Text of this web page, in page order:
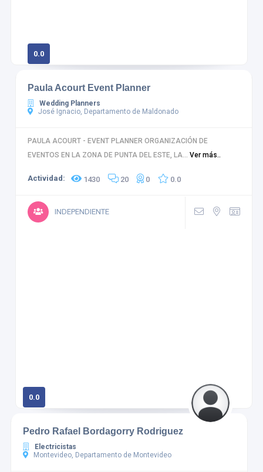
0.0
Paula Acourt Event Planner
Wedding Planners
José Ignacio, Departamento de Maldonado
PAULA ACOURT - EVENT PLANNER ORGANIZACIÓN DE
EVENTOS EN LA ZONA DE PUNTA DEL ESTE, LA... Ver más..
Actividad: 1430 20 0 0.0
INDEPENDIENTE
0.0
Pedro Rafael Bordagorry Rodriguez
Electricistas
Montevideo, Departamento de Montevideo